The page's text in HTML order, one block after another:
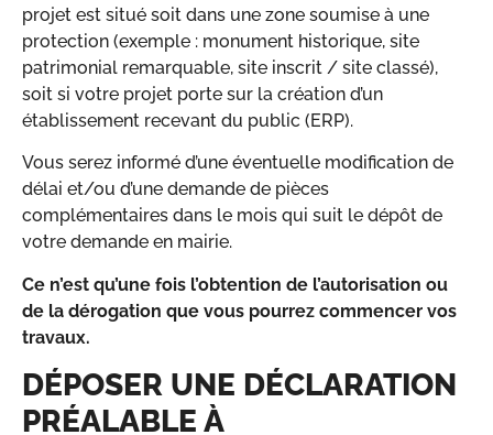
projet est situé soit dans une zone soumise à une
protection (exemple : monument historique, site
patrimonial remarquable, site inscrit / site classé),
soit si votre projet porte sur la création d’un
établissement recevant du public (ERP).
Vous serez informé d’une éventuelle modification de
délai et/ou d’une demande de pièces
complémentaires dans le mois qui suit le dépôt de
votre demande en mairie.
Ce n’est qu’une fois l’obtention de l’autorisation ou
de la dérogation que vous pourrez commencer vos
travaux.
DÉPOSER UNE DÉCLARATION
PRÉALABLE À